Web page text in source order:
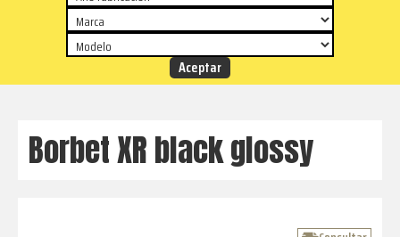
premium
aluminio
top!
y
estilo
Borbet XR black glossy